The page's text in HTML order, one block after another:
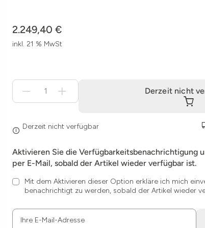
2.249,40 €
inkl. 21 % MwSt
für
Derzeit
verfügbar
Derzeit nicht
Derzeit nicht verfügbar
Aktivieren Sie die Verfügbarkeitsbenachrichtigung
per E-Mail, sobald der Artikel wieder verfügbar ist.
Mit dem Aktivieren dieser Option erkläre ich mich
benachrichtigt zu werden, sobald der Artikel wieder
Ihre E-Mail-Adresse